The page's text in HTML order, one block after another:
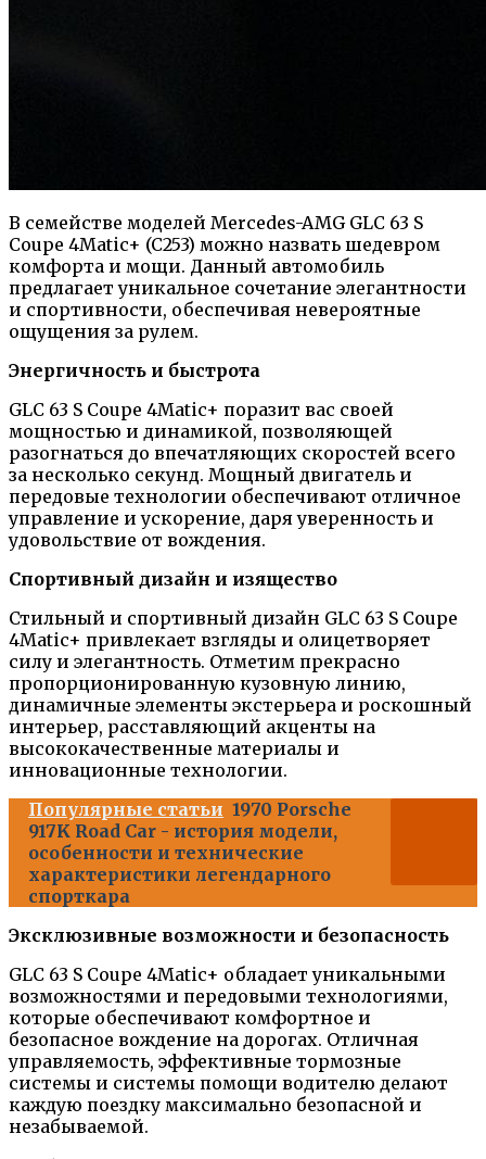
В семействе моделей Mercedes-AMG GLC 63 S
Coupe 4Matic+ (C253) можно назвать шедевром
комфорта и мощи. Данный автомобиль
предлагает уникальное сочетание элегантности
и спортивности, обеспечивая невероятные
ощущения за рулем.
Энергичность и быстрота
GLC 63 S Coupe 4Matic+ поразит вас своей
мощностью и динамикой, позволяющей
разогнаться до впечатляющих скоростей всего
за несколько секунд. Мощный двигатель и
передовые технологии обеспечивают отличное
управление и ускорение, даря уверенность и
удовольствие от вождения.
Спортивный дизайн и изящество
Стильный и спортивный дизайн GLC 63 S Coupe
4Matic+ привлекает взгляды и олицетворяет
силу и элегантность. Отметим прекрасно
пропорционированную кузовную линию,
динамичные элементы экстерьера и роскошный
интерьер, расставляющий акценты на
высококачественные материалы и
инновационные технологии.
Популярные статьи 1970 Porsche
917K Road Car - история модели,
особенности и технические
характеристики легендарного
спорткара
Эксклюзивные возможности и безопасность
GLC 63 S Coupe 4Matic+ обладает уникальными
возможностями и передовыми технологиями,
которые обеспечивают комфортное и
безопасное вождение на дорогах. Отличная
управляемость, эффективные тормозные
системы и системы помощи водителю делают
каждую поездку максимально безопасной и
незабываемой.